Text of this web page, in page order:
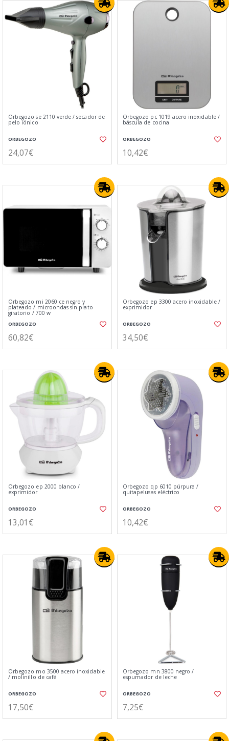
Orbegozo se 2110 verde / secador de
pelo iónico
ORBEGOZO
24,07€
Orbegozo pc 1019 acero inoxidable /
báscula de cocina
ORBEGOZO
10,42€
Orbegozo mi 2060 ce negro y
plateado / microondas sin plato
giratorio / 700 w
ORBEGOZO
60,82€
Orbegozo ep 3300 acero inoxidable /
exprimidor
ORBEGOZO
34,50€
Orbegozo ep 2000 blanco /
exprimidor
ORBEGOZO
13,01€
Orbegozo qp 6010 púrpura /
quitapelusas eléctrico
ORBEGOZO
10,42€
Orbegozo mo 3500 acero inoxidable
/ molinillo de café
ORBEGOZO
17,50€
Orbegozo mn 3800 negro /
espumador de leche
ORBEGOZO
7,25€